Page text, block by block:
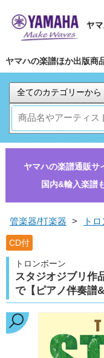
ヤマハの楽譜ほか出版商
ヤマハの楽譜通販サ
国内&輸入楽譜
管楽器/打楽器 > ト
CD付
トロンボーン
スタジオジブリ作
で【ピアノ伴奏譜